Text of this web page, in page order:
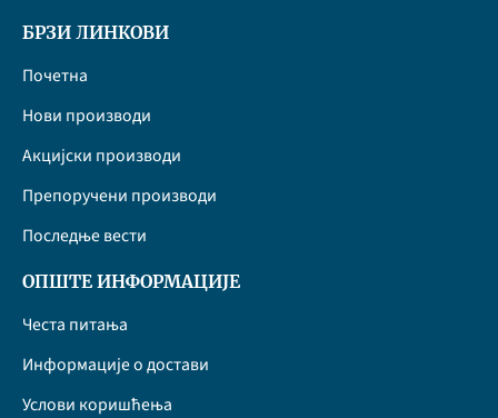
БРЗИ ЛИНКОВИ
Почетна
Нови производи
Акцијски производи
Препоручени производи
Последње вести
ОПШТЕ ИНФОРМАЦИЈЕ
Честа питања
Информације о достави
Услови коришћења